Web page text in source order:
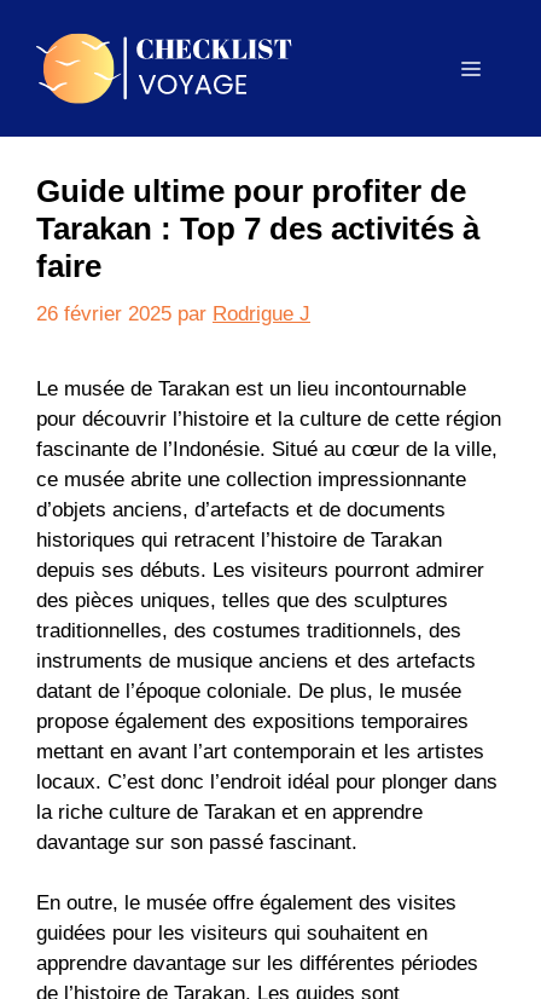
contenu
Menu
Guide ultime pour profiter de
Tarakan : Top 7 des activités à
faire
26 février 2025 par Rodrigue J
Le musée de Tarakan est un lieu incontournable
pour découvrir l’histoire et la culture de cette région
fascinante de l’Indonésie. Situé au cœur de la ville,
ce musée abrite une collection impressionnante
d’objets anciens, d’artefacts et de documents
historiques qui retracent l’histoire de Tarakan
depuis ses débuts. Les visiteurs pourront admirer
des pièces uniques, telles que des sculptures
traditionnelles, des costumes traditionnels, des
instruments de musique anciens et des artefacts
datant de l’époque coloniale. De plus, le musée
propose également des expositions temporaires
mettant en avant l’art contemporain et les artistes
locaux. C’est donc l’endroit idéal pour plonger dans
la riche culture de Tarakan et en apprendre
davantage sur son passé fascinant.
En outre, le musée offre également des visites
guidées pour les visiteurs qui souhaitent en
apprendre davantage sur les différentes périodes
de l’histoire de Tarakan. Les guides sont